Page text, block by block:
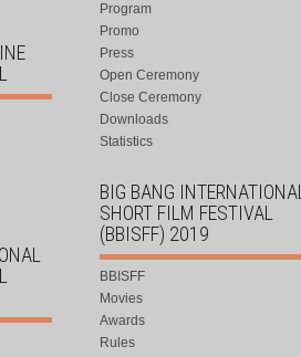
Program
Promo
Press
Open Ceremony
Close Ceremony
Downloads
Statistics
BIG BANG INTERNATIONAL
SHORT FILM FESTIVAL
(BBISFF) 2019
BBISFF
Movies
Awards
Rules